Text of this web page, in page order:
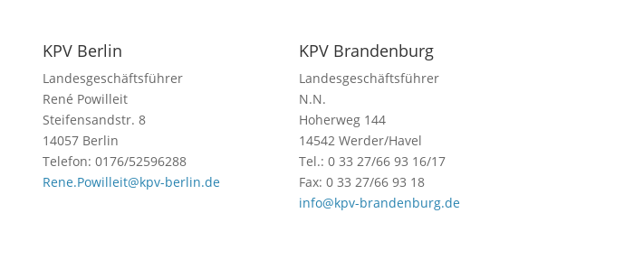
KPV Berlin
Landesgeschäftsführer
René Powilleit
Steifensandstr. 8
14057 Berlin
Telefon: 0176/52596288
Rene.Powilleit@kpv-berlin.de
KPV Brandenburg
Landesgeschäftsführer
N.N.
Hoherweg 144
14542 Werder/Havel
Tel.: 0 33 27/66 93 16/17
Fax: 0 33 27/66 93 18
info@kpv-brandenburg.de